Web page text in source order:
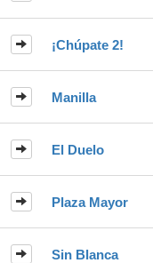
¡Chúpate 2!
Manilla
El Duelo
Plaza Mayor
Sin Blanca